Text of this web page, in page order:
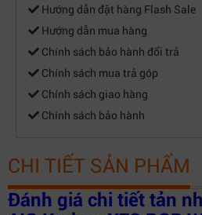
Hướng dẫn đặt hàng Flash Sale
Hướng dẫn mua hàng
Chính sách bảo hành đổi trả
Chính sách mua trả góp
Chính sách giao hàng
Chính sách bảo hành
CHI TIẾT SẢN PHẨM
Đánh giá chi tiết tản